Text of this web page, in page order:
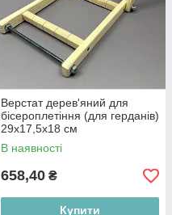
Верстат дерев'яний для
бісероплетіння (для герданів)
29х17,5х18 см
В наявності
658,40 ₴
Купити